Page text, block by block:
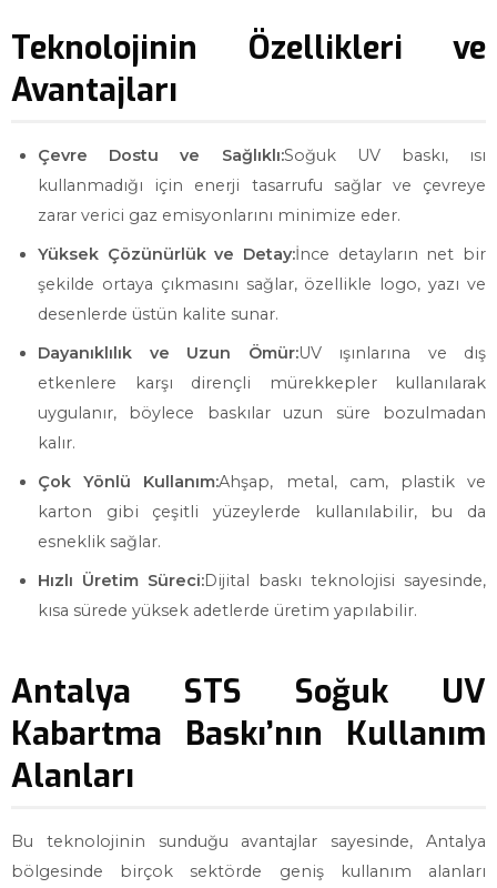
Teknolojinin Özellikleri ve
Avantajları
Çevre Dostu ve Sağlıklı:Soğuk UV baskı, ısı
kullanmadığı için enerji tasarrufu sağlar ve çevreye
zarar verici gaz emisyonlarını minimize eder.
Yüksek Çözünürlük ve Detay:İnce detayların net bir
şekilde ortaya çıkmasını sağlar, özellikle logo, yazı ve
desenlerde üstün kalite sunar.
Dayanıklılık ve Uzun Ömür:UV ışınlarına ve dış
etkenlere karşı dirençli mürekkepler kullanılarak
uygulanır, böylece baskılar uzun süre bozulmadan
kalır.
Çok Yönlü Kullanım:Ahşap, metal, cam, plastik ve
karton gibi çeşitli yüzeylerde kullanılabilir, bu da
esneklik sağlar.
Hızlı Üretim Süreci:Dijital baskı teknolojisi sayesinde,
kısa sürede yüksek adetlerde üretim yapılabilir.
Antalya STS Soğuk UV
Kabartma Baskı’nın Kullanım
Alanları
Bu teknolojinin sunduğu avantajlar sayesinde, Antalya
bölgesinde birçok sektörde geniş kullanım alanları